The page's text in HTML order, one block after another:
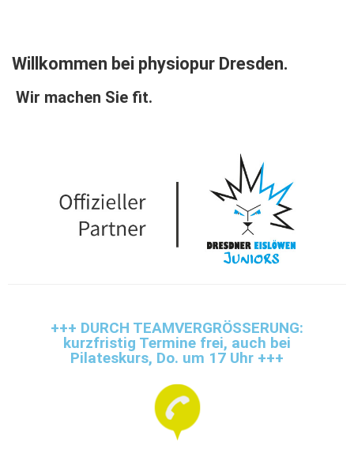
Willkommen bei physiopur Dresden.
Wir machen Sie fit.
+++ DURCH TEAMVERGRÖSSERUNG:
kurzfristig Termine frei, auch bei
Pilateskurs, Do. um 17 Uhr +++